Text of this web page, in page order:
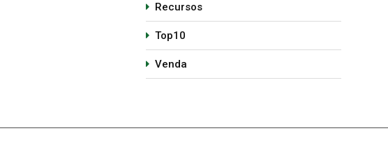
Recursos
Top10
Venda